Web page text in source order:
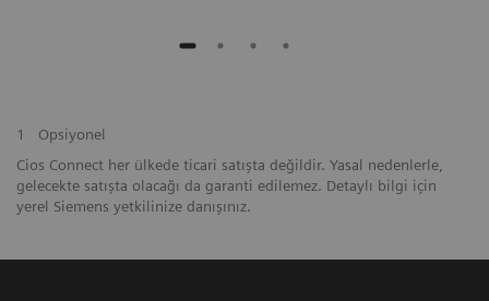
1
Opsiyonel
Cios Connect her ülkede ticari satışta değildir. Yasal nedenlerle,
gelecekte satışta olacağı da garanti edilemez. Detaylı bilgi için
yerel Siemens yetkilinize danışınız.